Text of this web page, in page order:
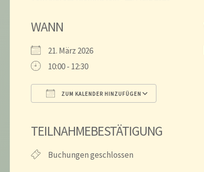
WANN
21. März 2026
10:00 - 12:30
ZUM KALENDER HINZUFÜGEN
TEILNAHMEBESTÄTIGUNG
Buchungen geschlossen